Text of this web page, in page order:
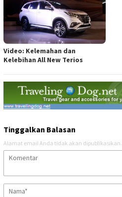
Video: Kelemahan dan
Kelebihan All New Terios
Tinggalkan Balasan
Alamat email Anda tidak akan dipublikasikan.